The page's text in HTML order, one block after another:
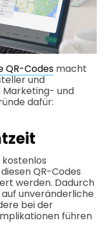
QR-Codes macht
und
und
dafür:
QR-Codes
werden. Dadurch
unveränderliche
bei der
führen